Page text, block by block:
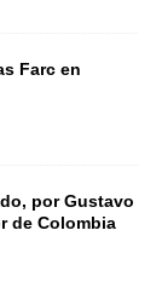
Farc en
por Gustavo
de Colombia